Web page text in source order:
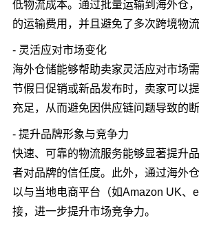
低物流成本。通过批量运输到海外仓
的运输费用，并且避免了多次跨境物
- 灵活应对市场变化
海外仓储能够帮助卖家灵活应对市场
节假日促销或新品发布时，卖家可以
充足，从而避免因供应链问题导致的断
- 提升品牌形象与竞争力
快速、可靠的物流服务能够显著提升
者对品牌的信任度。此外，通过海外
以与当地电商平台（如Amazon UK、
接，进一步提升市场竞争力。